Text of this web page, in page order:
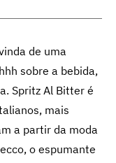
de uma
sobre a bebida,
Spritz Al Bitter é
mais
a partir da moda
o espumante